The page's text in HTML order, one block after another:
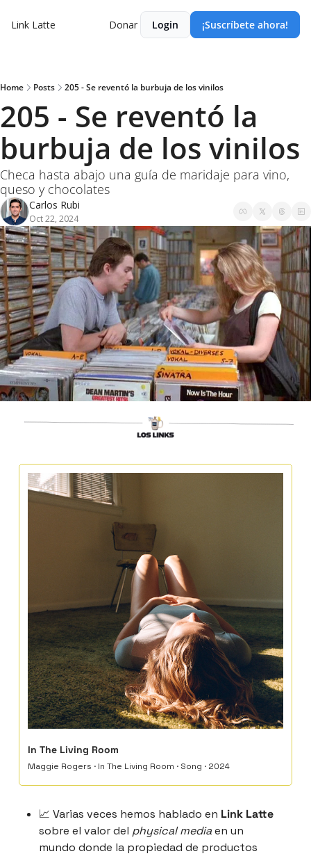
Link Latte Donar Login ¡Suscríbete ahora!
Home Posts 205 - Se reventó la burbuja de los vinilos
205 - Se reventó la
burbuja de los vinilos
Checa hasta abajo una guía de maridaje para vino,
queso y chocolates
Carlos Rubi
Oct 22, 2024
In The Living Room
Maggie Rogers · In The Living Room · Song · 2024
📈 Varias veces hemos hablado en Link Latte
sobre el valor del physical media en un
mundo donde la propiedad de productos